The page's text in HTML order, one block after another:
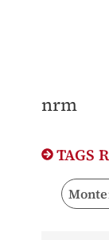
nrm
TAGS